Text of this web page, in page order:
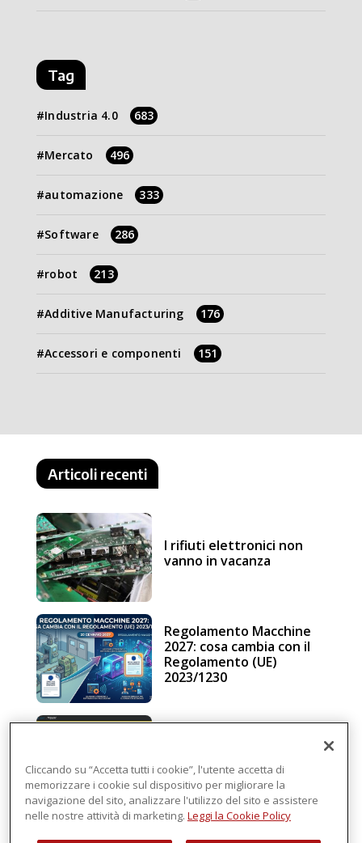
Tag
Industria 4.0 683
Mercato 496
automazione 333
Software 286
robot 213
Additive Manufacturing 176
Accessori e componenti 151
Articoli recenti
I rifiuti elettronici non
vanno in vacanza
Regolamento Macchine
2027: cosa cambia con il
Regolamento (UE)
2023/1230
intelligenza in cloud
Cliccando su “Accetta tutti i cookie”, l'utente accetta di
memorizzare i cookie sul dispositivo per migliorare la
navigazione del sito, analizzare l'utilizzo del sito e assistere
nelle nostre attività di marketing. Leggi la Cookie Policy